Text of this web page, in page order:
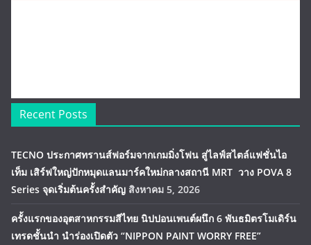
Recent Posts
TECNO ประกาศทรานส์ฟอร์มจากเกมมิ่งโฟน สู่ไลฟ์สไตล์แฟชั่นไอ
เท็ม เสิร์ฟใหญ่ปักหมุดแลนมาร์คใหม่กลางสถานี MRT วาง POVA 8
Series จุดเริ่มต้นครั้งสำคัญ สิงหาคม 5, 2026
ครั้งแรกของอุตสาหกรรมสีไทย นิปปอนเพนต์ผนึก 6 พันธมิตรโมเดิร์น
เทรดชั้นนำ นำร่องเปิดตัว “NIPPON PAINT WORRY FREE”